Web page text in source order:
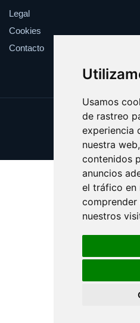
Usamos
de rastreo
experiencia
nuestra
contenidos
anuncios
el tráfico en
comprender
nuestros
Legal
Cookies
Contacto
Update
Copyright ©